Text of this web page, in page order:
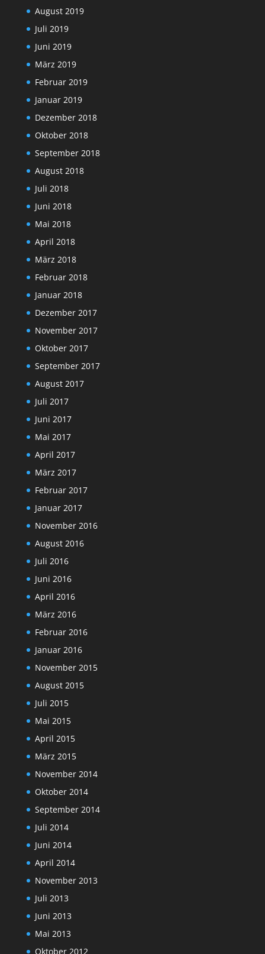
August 2019
Juli 2019
Juni 2019
März 2019
Februar 2019
Januar 2019
Dezember 2018
Oktober 2018
September 2018
August 2018
Juli 2018
Juni 2018
Mai 2018
April 2018
März 2018
Februar 2018
Januar 2018
Dezember 2017
November 2017
Oktober 2017
September 2017
August 2017
Juli 2017
Juni 2017
Mai 2017
April 2017
März 2017
Februar 2017
Januar 2017
November 2016
August 2016
Juli 2016
Juni 2016
April 2016
März 2016
Februar 2016
Januar 2016
November 2015
August 2015
Juli 2015
Mai 2015
April 2015
März 2015
November 2014
Oktober 2014
September 2014
Juli 2014
Juni 2014
April 2014
November 2013
Juli 2013
Juni 2013
Mai 2013
Oktober 2012